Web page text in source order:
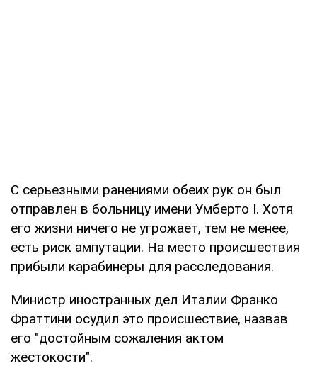
С серьезными ранениями обеих рук он был
отправлен в больницу имени Умберто I. Хотя
его жизни ничего не угрожает, тем не менее,
есть риск ампутации. На место происшествия
прибыли карабинеры для расследования.
Министр иностранных дел Италии Франко
Фраттини осудил это происшествие, назвав
его "достойным сожаления актом
жестокости".